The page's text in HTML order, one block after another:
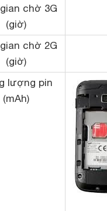
chờ 3G
(giờ)
chờ 2G
(giờ)
lượng pin
(mAh)